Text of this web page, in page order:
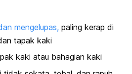
mengelupas, paling kerap di
tapak kaki
kaki atau bahagian kaki